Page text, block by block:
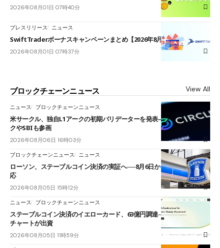
2026年08月01日 07時40分
プレスリリース ニュース
SwiftTraderボーナスキャンペーンまとめ【2026年8月最新】
2026年08月01日 07時37分
ブロックチェーンニュース View All
ニュース ブロックチェーンニュース
米サークル、独自L1アークの初期バリデーターを発表――ブラックロッ
クやSBIも参画
2026年08月06日 16時03分
ブロックチェーンニュース ニュース
ローソン、ステーブルコイン決済の実証へ──8月6日からJPYCやUSDC対
応
2026年08月05日 15時12分
ニュース ブロックチェーンニュース
ステーブルコイン決済のイエローカード、63億円調達──ソニーやスタン
チャートが出資
2026年08月05日 11時59分